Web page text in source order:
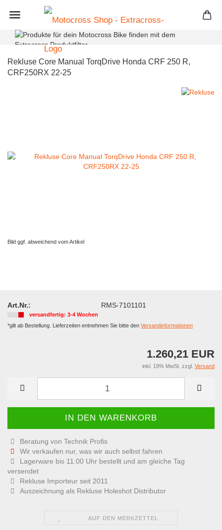
Rekluse Core Manual TorqDrive Honda CRF 250 R,
CRF250RX 22-25
Bild ggf. abweichend vom Artikel
Art.Nr.: RMS-7101101
versandfertig: 3-4 Wochen
*gilt ab Bestellung. Lieferzeiten entnehmen Sie bitte den Versandinformationen
1.260,21 EUR
inkl. 19% MwSt. zzgl. Versand
Beratung von Technik Profis
Wir verkaufen nur, was wir auch selbst fahren
Lagerware bis 11.00 Uhr bestellt und am gleiche Tag
versendet
Rekluse Importeur seit 2011
Auszeichnung als Rekluse Holeshot Distributor
AUF DEN MERKZETTEL